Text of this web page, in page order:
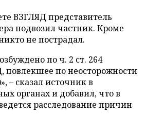
ВЗГЛЯД представитель
подвозил частник. Кроме
не пострадал.
по ч. 2 ст. 264
по неосторожности
– сказал источник в
органах и добавил, что в
расследование причин